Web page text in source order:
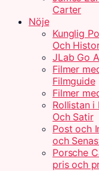
Carter
Nöje
Kunglig
Och
JLab Go
Filmer
Filmguide
Filmer
Rollistan i
Och Satir
Post och
och
Porsche
pris och